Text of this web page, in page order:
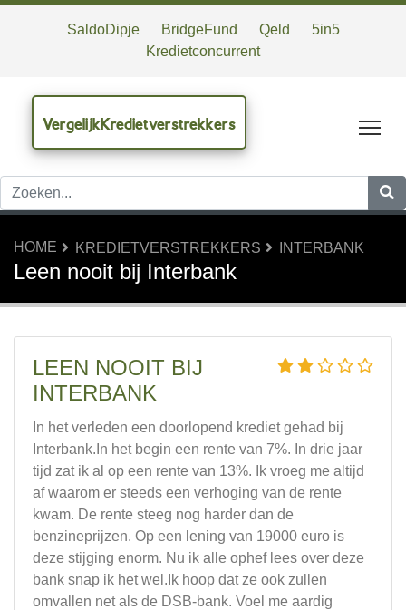
SaldoDipje BridgeFund Qeld
5in5
Kredietconcurrent
VergelijkKredietverstrekkers
HOME KREDIETVERSTREKKERS INTERBANK
Leen nooit bij Interbank
LEEN NOOIT BIJ
INTERBANK
In het verleden een doorlopend krediet gehad bij
Interbank.In het begin een rente van 7%. In drie jaar
tijd zat ik al op een rente van 13%. Ik vroeg me altijd
af waarom er steeds een verhoging van de rente
kwam. De rente steeg nog harder dan de
benzineprijzen. Op een lening van 19000 euro is
deze stijging enorm. Nu ik alle ophef lees over deze
bank snap ik het wel.Ik hoop dat ze ook zullen
omvallen net als de DSB-bank. Voel me aardig